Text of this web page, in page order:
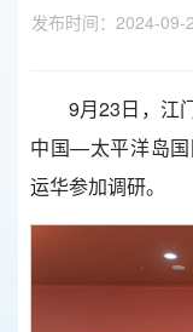
发布时间：2024-09-
9月23日，江
中国—太平洋岛
运华参加调研。